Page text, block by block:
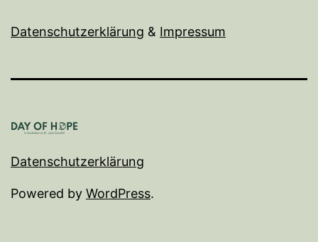
Datenschutzerklärung & Impressum
Datenschutzerklärung
Powered by WordPress.